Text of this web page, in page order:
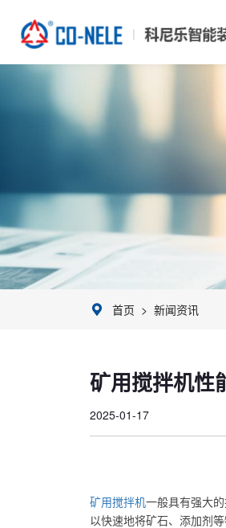
首页 > 新闻资讯
矿用搅拌机性
2025-01-17
矿用搅拌机一般具有强大
以快速地将矿石、添加剂